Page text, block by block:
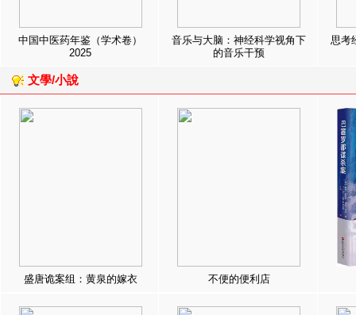
中国中医药年鉴（学术卷）
2025
音乐与大脑：神经科学视角下
的音乐干预
思考
文學/小說
盛唐诡案组：黄泉的嫁衣 不便的便利店